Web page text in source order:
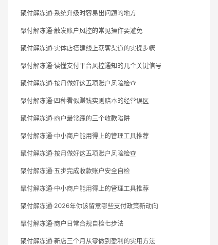
聚付解冻通·系统升级时容易出问题的地方
聚付解冻通·触发账户风控的常见操作要避免
聚付解冻通·实体店搭建线上获客渠道的实操步骤
聚付解冻通·读懂支付平台风控通知的几个关键信号
聚付解冻通·按月做好这五项账户风险检查
聚付解冻通·四种看似赚钱实则赔本的经营误区
聚付解冻通·商户最常踩的三个收款陷阱
聚付解冻通·中小商户能用得上的管理工具推荐
聚付解冻通·按月做好这五项账户风险检查
聚付解冻通·五步完成收款账户安全自检
聚付解冻通·中小商户能用得上的管理工具推荐
聚付解冻通·2026年你该留意哪些支付政策新动向
聚付解冻通·商户日常合规自检七步法
聚付解冻通·新店三个月从零做到盈利的实用方法